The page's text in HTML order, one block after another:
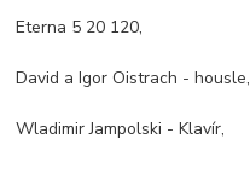
Eterna 5 20 120,
David a Igor Oistrach - housle,
Wladimir Jampolski - Klavír,